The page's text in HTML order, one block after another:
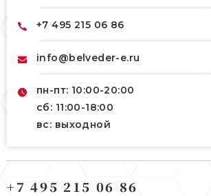
+7 495 215 06 86
info@belveder-e.ru
пн-пт: 10:00-20:00
сб: 11:00-18:00
вс: выходной
Берсеневский переулок, 3/10с7
+7 495 215 06 86